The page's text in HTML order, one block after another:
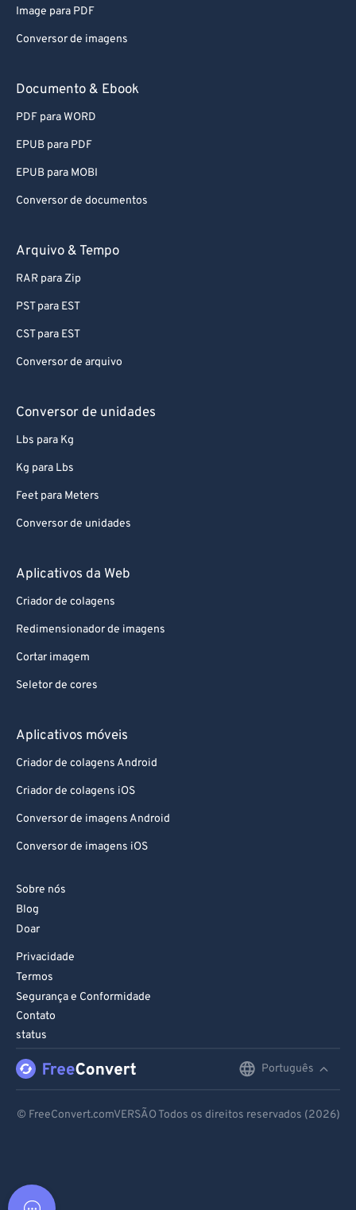
Image para PDF
Conversor de imagens
Documento & Ebook
PDF para WORD
EPUB para PDF
EPUB para MOBI
Conversor de documentos
Arquivo & Tempo
RAR para Zip
PST para EST
CST para EST
Conversor de arquivo
Conversor de unidades
Lbs para Kg
Kg para Lbs
Feet para Meters
Conversor de unidades
Aplicativos da Web
Criador de colagens
Redimensionador de imagens
Cortar imagem
Seletor de cores
Aplicativos móveis
Criador de colagens Android
Criador de colagens iOS
Conversor de imagens Android
Conversor de imagens iOS
Sobre nós
Blog
Doar
Privacidade
Termos
Segurança e Conformidade
Contato
status
Português
© FreeConvert.comVERSÃO Todos os direitos reservados (2026)